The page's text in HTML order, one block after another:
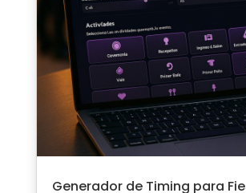
Generador de Timing para